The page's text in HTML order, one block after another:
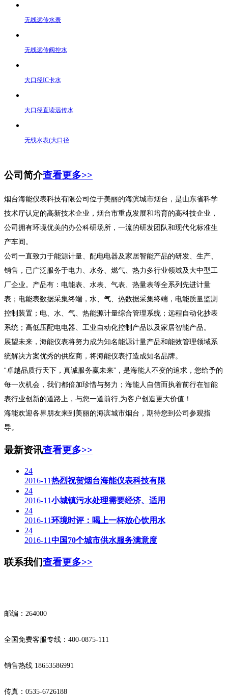
无线远传水表
无线远传阀控水
大口径IC卡水
大口径直读远传水
无线水表(大口径
公司简介查看更多>>
烟台海能仪表科技有限公司位于美丽的海滨城市烟台，是山东省科学
技术厅认定的高新技术企业，烟台市重点发展和培育的高科技企业，
公司拥有环境优美的办公科研场所，一流的研发团队和现代化标准生
产车间。
公司一直致力于能源计量、配电电器及家居智能产品的研发、生产、
销售，已广泛服务于电力、水务、燃气、热力多行业领域及大中型工
厂企业。产品有：电能表、水表、气表、热量表等全系列先进计量
表；电能表数据采集终端，水、气、热数据采集终端，电能质量监测
控制装置；电、水、气、热能源计量综合管理系统；远程自动化抄表
系统；高低压配电电器、工业自动化控制产品以及家居智能产品。
展望未来，海能仪表将努力成为知名能源计量产品和能效管理领域系
统解决方案优秀的供应商，将海能仪表打造成知名品牌。
“卓越品质行天下，真诚服务赢未来”，是海能人不变的追求，您给予的
每一次机会，我们都倍加珍惜与努力；海能人自信而执着前行在智能
表行业创新的道路上，与您一道前行,为客户创造更大价值！
海能欢迎各界朋友来到美丽的海滨城市烟台，期待您到公司参观指
导。
最新资讯查看更多>>
24
2016-11热烈祝贺烟台海能仪表科技有限
24
2016-11小城镇污水处理需要经济、适用
24
2016-11环境时评：喝上一杯放心饮用水
24
2016-11中国70个城市供水服务满意度
联系我们查看更多>>
邮编：264000
全国免费客服专线：400-0875-111
销售热线 18653586991
传真：0535-6726188